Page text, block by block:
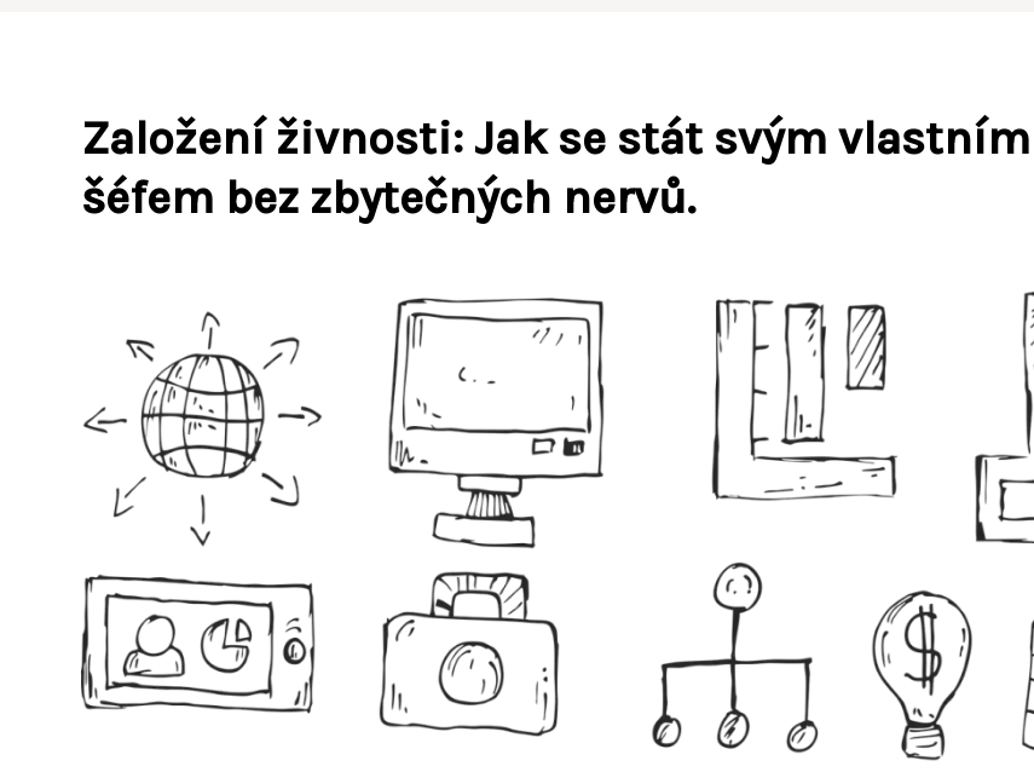
Založení živnosti: Jak se stát svým vlastním
šéfem bez zbytečných nervů.